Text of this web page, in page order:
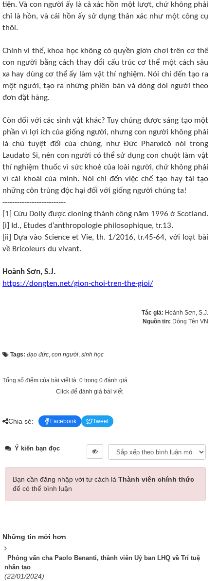
tiện. Và con người ấy là cả xác hồn một lượt, chứ không phải
chỉ là hồn, và cái hồn ấy sử dụng thân xác như một công cụ
thôi.
Chính vì thế, khoa học không có quyền giỡn chơi trên cơ thể
con người bằng cách thay đổi cấu trúc cơ thể một cách sâu
xa hay dùng cơ thể ấy làm vật thí nghiệm. Nói chi đến tạo ra
một người, tạo ra những phiên bản và dòng dõi người theo
đơn đặt hàng.
Còn đối với các sinh vật khác? Tuy chúng được sáng tạo một
phần vì lợi ích của giống người, nhưng con người không phải
là chủ tuyệt đối của chúng, như Đức Phanxicô nói trong
Laudato Si, nên con người có thể sử dụng con chuột làm vật
thí nghiệm thuốc vì sức khoẻ của loài người, chứ không phải
vì cái khoái của mình. Nói chi đến việc chế tạo hay tái tạo
những côn trùng độc hại đối với giống người chúng ta!
--------------------------
[1] Cừu Dolly được cloning thành công năm 1996 ở Scotland.
[i] Id., Etudes d’anthropologie philosophique, tr.13.
[ii] Dựa vào Science et Vie, th. 1/2016, tr.45-64, với loạt bài
về Bricoleurs du vivant.
Hoành Sơn, S.J.
https://dongten.net/gion-choi-tren-the-gioi/
Tác giả: Hoành Sơn, S.J.
Nguồn tin: Dòng Tên VN
Tags: đạo đức, con người, sinh học
Tổng số điểm của bài viết là: 0 trong 0 đánh giá
Click để đánh giá bài viết
Chia sẻ: Facebook Tweet
Ý kiến bạn đọc
Bạn cần đăng nhập với tư cách là Thành viên chính thức
để có thể bình luận
Những tin mới hơn
Phỏng vấn cha Paolo Benanti, thành viên Uỷ ban LHQ về Trí tuệ
nhân tạo
(22/01/2024)